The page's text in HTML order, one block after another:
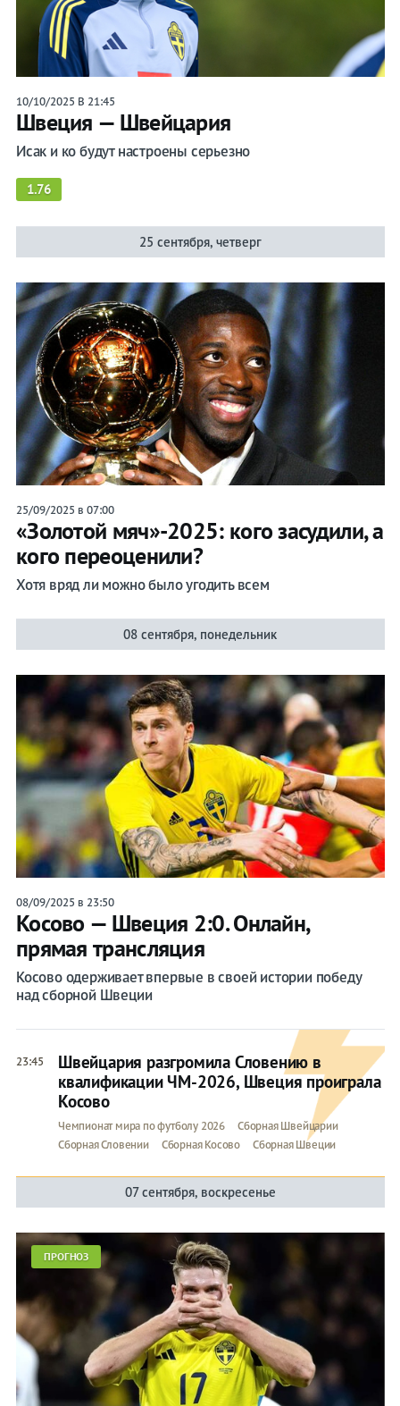
10/10/2025 В 21:45
Швеция — Швейцария
Исак и ко будут настроены серьезно
1.76
25 сентября, четверг
25/09/2025 в 07:00
«Золотой мяч»-2025: кого засудили, а
кого переоценили?
Хотя вряд ли можно было угодить всем
08 сентября, понедельник
08/09/2025 в 23:50
Косово — Швеция 2:0. Онлайн,
прямая трансляция
Косово одерживает впервые в своей истории победу
над сборной Швеции
23:45
Швейцария разгромила Словению в
квалификации ЧМ-2026, Швеция проиграла
Косово
Чемпионат мира по футболу 2026
Сборная Швейцарии
Сборная Словении
Сборная Косово Сборная Швеции
07 сентября, воскресенье
ПРОГНОЗ